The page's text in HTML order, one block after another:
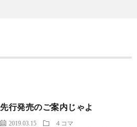
先行発売のご案内じゃよ
2019.03.15
４コマ